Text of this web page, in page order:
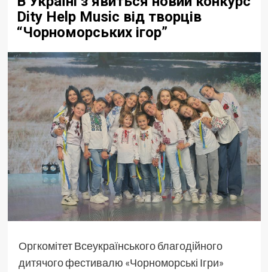
Dity Help Music від творців
“Чорноморських ігор”
Оргкомітет Всеукраїнського благодійного
дитячого фестивалю «Чорноморські Ігри»